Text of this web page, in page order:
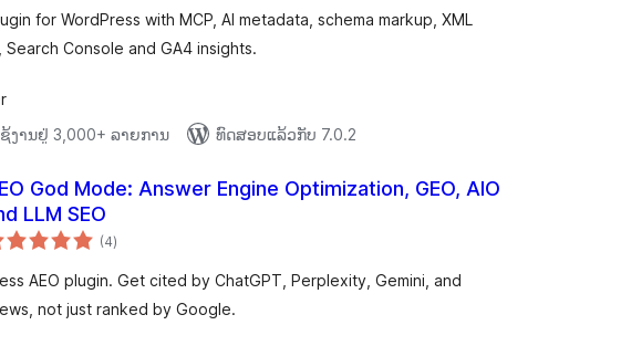
for WordPress with MCP, AI metadata, schema markup, XML
Search Console and GA4 insights.
ງານຢູ່ 3,000+ ລາຍການ
ທົດສອບແລ້ວກັບ 7.0.2
God Mode: Answer Engine Optimization, GEO, AIO
LLM SEO
(4ຄະແນນ
ທັງໝົດ
)
AEO plugin. Get cited by ChatGPT, Perplexity, Gemini, and
not just ranked by Google.